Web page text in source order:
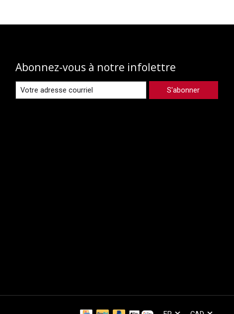
Abonnez-vous à notre infolettre
S'abonner